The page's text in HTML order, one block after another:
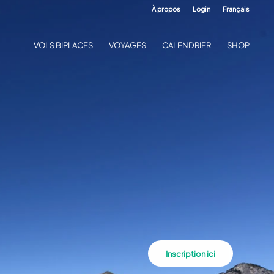
Inscription ici
À propos Login Français
VOLS BIPLACES VOYAGES CALENDRIER SHOP